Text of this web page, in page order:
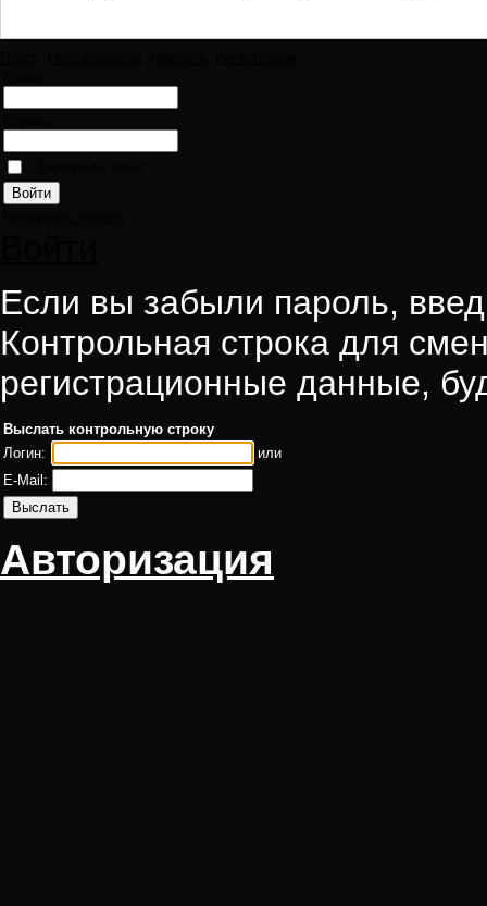
Если вы забыли пароль,
Контрольная строка для
регистрационные данные,
Выслать контрольную строку
Логин:
или
E-Mail:
Авторизация